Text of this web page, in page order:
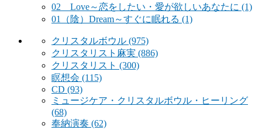
02 Love～恋をしたい・愛が欲しいあなたに (1)
01（陰）Dream～すぐに眠れる (1)
クリスタルボウル (975)
クリスタリスト麻実 (886)
クリスタリスト (300)
瞑想会 (115)
CD (93)
ミュージケア・クリスタルボウル・ヒーリング
(68)
奉納演奏 (62)